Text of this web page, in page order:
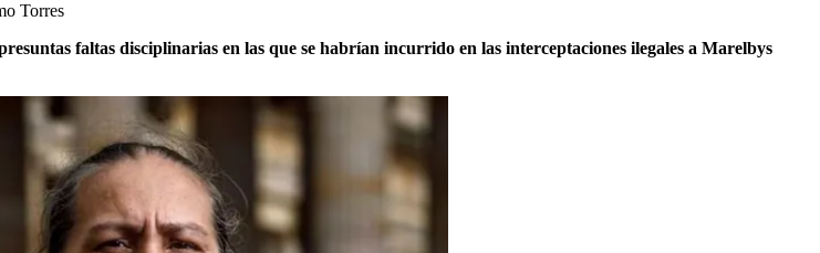
Torres
faltas disciplinarias en las que se habrían incurrido en las interceptaciones ilegales a Marelbys